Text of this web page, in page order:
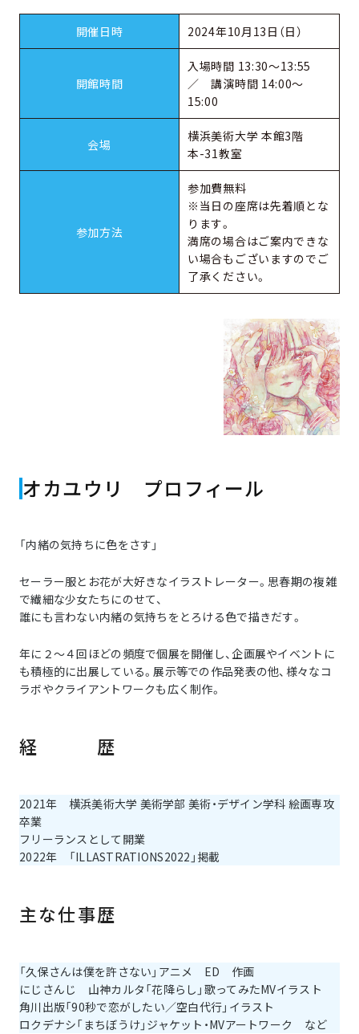
開催日時 2024年10月13日（日）
開館時間
入場時間 13:30〜13:55
／ 講演時間 14:00～
15:00
会場
横浜美術大学 本館3階
本-31教室
参加方法
参加費無料
※当日の座席は先着順とな
ります。
満席の場合はご案内できな
い場合もございますのでご
了承ください。
オカユウリ プロフィール
「内緒の気持ちに色をさす」
セーラー服とお花が大好きなイラストレーター。思春期の複雑
で繊細な少女たちにのせて、
誰にも言わない内緒の気持ちをとろける色で描きだす。
年に２～４回ほどの頻度で個展を開催し、企画展やイベントに
も積極的に出展している。展示等での作品発表の他、様々なコ
ラボやクライアントワークも広く制作。
経 歴
2021年 横浜美術大学 美術学部 美術・デザイン学科 絵画専攻
卒業
フリーランスとして開業
2022年 「ILLASTRATIONS2022」掲載
主な仕事歴
「久保さんは僕を許さない」アニメ ED 作画
にじさんじ 山神カルタ「花降らし」歌ってみたMVイラスト
角川出版「90秒で恋がしたい／空白代行」イラスト
ロクデナシ「まちぼうけ」ジャケット・MVアートワーク など